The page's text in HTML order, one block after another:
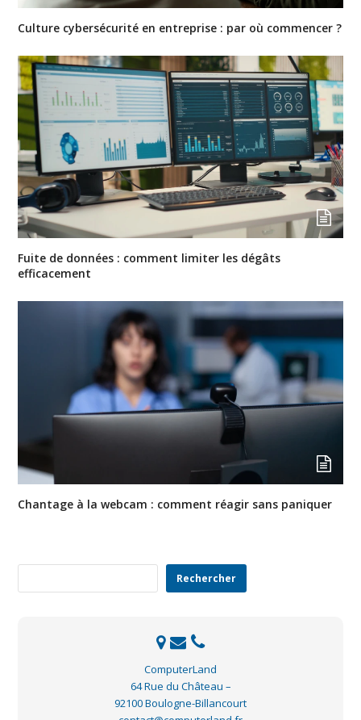
Culture cybersécurité en entreprise : par où commencer ?
Fuite de données : comment limiter les dégâts
efficacement
Chantage à la webcam : comment réagir sans paniquer
Rechercher
ComputerLand
64 Rue du Château –
92100 Boulogne-Billancourt